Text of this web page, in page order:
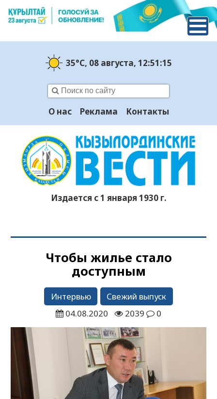
35°C, 08 августа, 12:51:17
О нас Реклама Контакты
Издается с 1 января 1930 г.
Чтобы жилье стало
доступным
Интервью
Свежий выпуск
04.08.2020
2039 0